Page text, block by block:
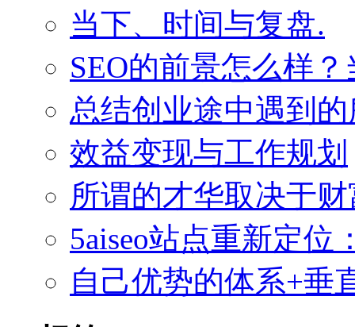
当下、时间与复盘.
SEO的前景怎么样
总结创业途中遇到
效益变现与工作规划
所谓的才华取决于
5aiseo站点重新定位
自己优势的体系+垂